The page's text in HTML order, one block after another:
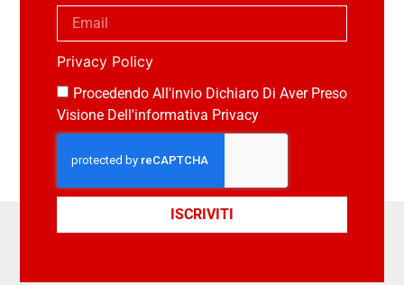
Privacy Policy
Procedendo All'invio Dichiaro Di Aver Preso
Visione Dell'informativa Privacy
ISCRIVITI